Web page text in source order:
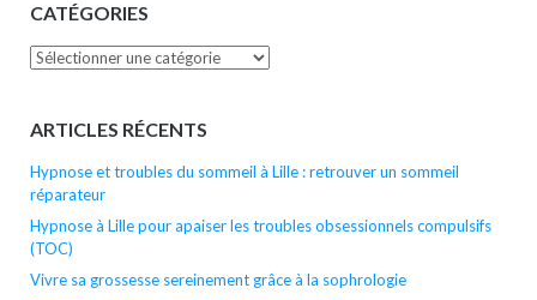
CATÉGORIES
Catégories
ARTICLES RÉCENTS
Hypnose et troubles du sommeil à Lille : retrouver un sommeil
réparateur
Hypnose à Lille pour apaiser les troubles obsessionnels compulsifs
(TOC)
Vivre sa grossesse sereinement grâce à la sophrologie